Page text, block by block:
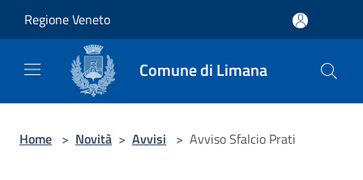
Regione Veneto
Comune di Limana
Home > Novità > Avvisi > Avviso Sfalcio Prati